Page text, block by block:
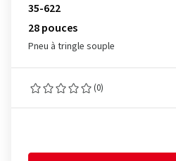
35-622
28 pouces
Pneu à tringle souple
(0)